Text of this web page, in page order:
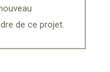
de ce projet.